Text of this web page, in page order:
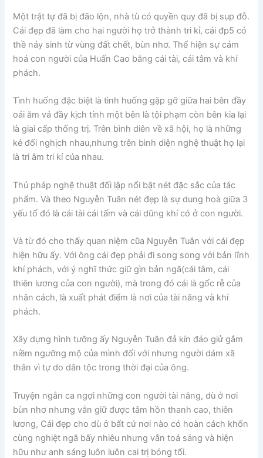
Một trật tự đã bị đão lộn, nhà tù có quyền quy đã bị sụp đỗ.
Cái đẹp đã làm cho hai người họ trở thành tri kỉ, cái đp5 có
thề nảy sinh từ vùng đất chết, bùn nhơ. Thể hiện sự cảm
hoá con người của Huấn Cao bằng cái tài, cái tâm và khí
phách.
Tình huống đặc biệt là tình huống gặp gỡ giữa hai bên đầy
oái ăm vả đầy kịch tính một bên là tội phạm còn bên kia lại
là giai cấp thống trị. Trên bình diên về xã hội, họ là những
kẻ đối nghịch nhau,nhưng trên bình diện nghệ thuật họ lại
là tri âm tri kỉ của nhau.
Thủ pháp nghệ thuật đối lập nổi bật nét đặc sắc của tác
phẩm. Và theo Nguyễn Tuân nét đẹp là sự dung hoà giữa 3
yếu tố đó là cái tài cái tấm và cái dũng khí có ở con người.
Và từ đó cho thấy quan niệm cũa Nguyễn Tuân với cái đẹp
hiện hữu ấy. Với ông cái đẹp phải đi song song với bản lĩnh
khí phách, với ý nghĩ thức giữ gìn bản ngã(cái tâm, cái
thiên lương của con người), mà trong đó cái là gốc rễ của
nhân cách, là xuất phát điểm là nơi của tài năng và khí
phách.
Xây dựng hình tưỡng ấy Nguyễn Tuân đả kín đáo giử gắm
niềm ngưỡng mộ của mình đối với nhưng người dám xã
thân vì tự do dân tộc trong thời đại của ông.
Truyện ngắn ca ngợi những con người tài năng, dù ở nơi
bùn nhơ nhưng vẫn giữ được tâm hồn thanh cao, thiên
lương, Cái đẹp cho dù ở bất cứ nơi nào có hoàn cảch khốn
cùng nghiệt ngã bấy nhiêu nhưng vẫn toả sáng và hiện
hữu như anh sáng luôn luôn cai trị bóng tối.